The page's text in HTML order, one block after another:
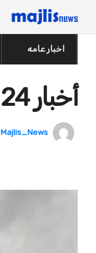
اخبار عامه
أخبار 24 | أمريكا تعلن موعد فرض العقوبات على إيران
Majlis_News